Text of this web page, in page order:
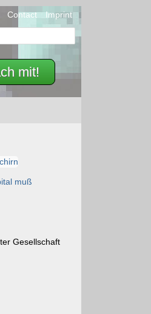
mit!
Contact Imprint
muß
Gesellschaft